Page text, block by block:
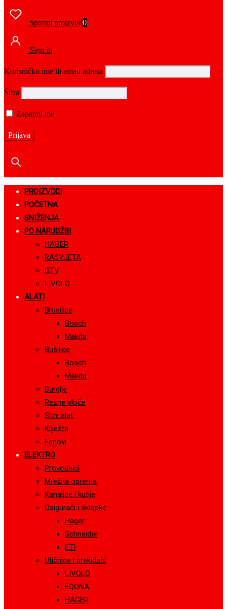
Spremi proizvod0
Sign in
Korisničko ime ili email adresa
Šifra
Zapamti me
PROIZVODI
POČETNA
SNIŽENJA
PO NARUDŽBI
HAGER
RASVJETA
GTV
LIVOLO
ALATI
Brusilice
Bosch
Makita
Bušilice
Bosch
Makita
Burgije
Rezne ploče
Sitni alat
Kliješta
Fenovi
ELEKTRO
Provodnici
Mrežna oprema
Kanalice i kutije
Osigurači i sklopke
Hager
Schneider
ETI
Utičnice i prekidači
LIVOLO
EQONA
HAGER